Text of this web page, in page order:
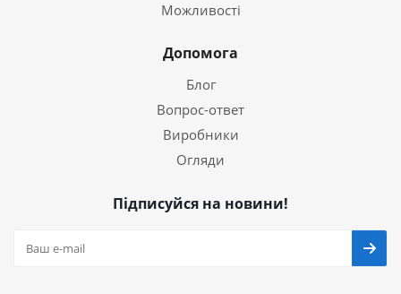
Можливості
Допомога
Блог
Вопрос-ответ
Виробники
Огляди
Підписуйся на новини!